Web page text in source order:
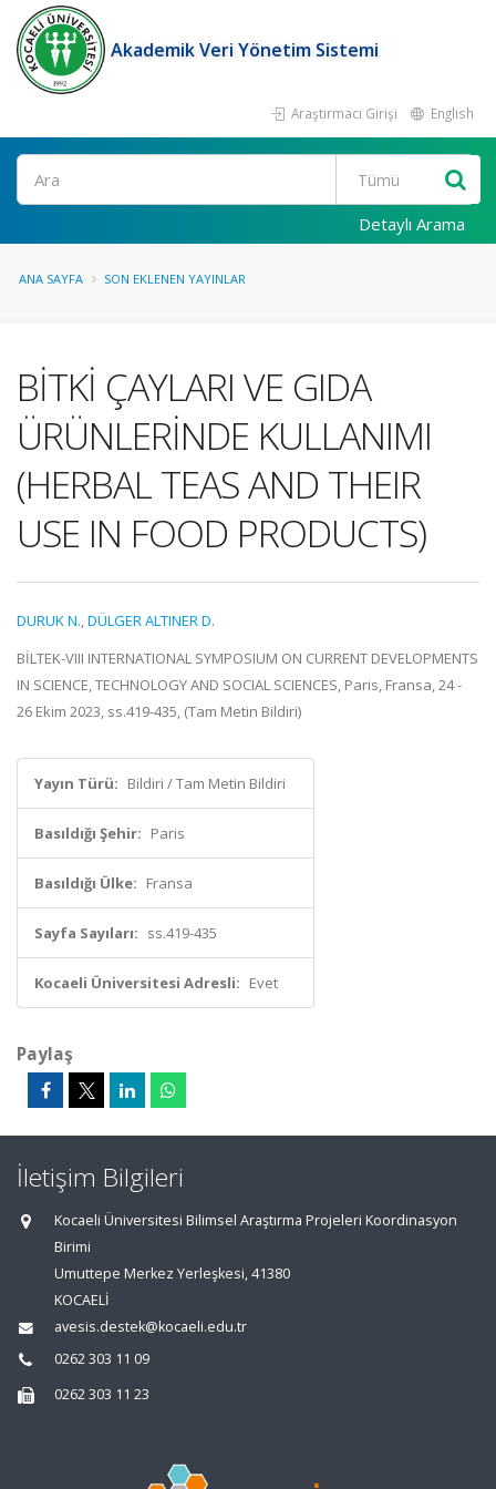
Akademik Veri Yönetim Sistemi
Araştırmacı Girişi English
Ara
Detaylı Arama
ANA SAYFA SON EKLENEN YAYINLAR
BİTKİ ÇAYLARI VE GIDA
ÜRÜNLERİNDE KULLANIMI
(HERBAL TEAS AND THEIR
USE IN FOOD PRODUCTS)
DURUK N.,DÜLGER ALTINER D.
BİLTEK-VIII INTERNATIONAL SYMPOSIUM ON CURRENT DEVELOPMENTS
IN SCIENCE, TECHNOLOGY AND SOCIAL SCIENCES, Paris, Fransa, 24 -
26 Ekim 2023, ss.419-435, (Tam Metin Bildiri)
Yayın Türü: Bildiri / Tam Metin Bildiri
Basıldığı Şehir: Paris
Basıldığı Ülke: Fransa
Sayfa Sayıları: ss.419-435
Kocaeli Üniversitesi Adresli: Evet
Paylaş
İletişim Bilgileri
Kocaeli Üniversitesi Bilimsel Araştırma Projeleri Koordinasyon
Birimi
Umuttepe Merkez Yerleşkesi, 41380
KOCAELİ
avesis.destek@kocaeli.edu.tr
0262 303 11 09
0262 303 11 23